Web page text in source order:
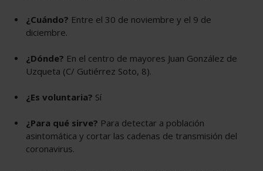
¿Cuándo? Entre el 30 de noviembre y el 9 de
diciembre.
¿Dónde? En el centro de mayores Juan González de
Uzqueta (C/ Gutiérrez Soto, 8).
¿Es voluntaria? Sí
¿Para qué sirve? Para detectar a población
asintomática y cortar las cadenas de transmisión del
coronavirus.